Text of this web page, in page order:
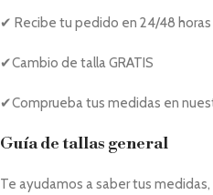
✔ Recibe tu pedido en 24/48
✔Cambio de talla GRATIS
✔Comprueba tus medidas en
Guía de tallas general
Te ayudamos a saber tus